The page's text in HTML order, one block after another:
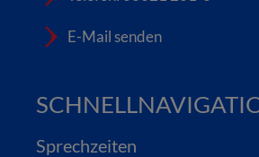
E-Mail senden
Sprechzeiten